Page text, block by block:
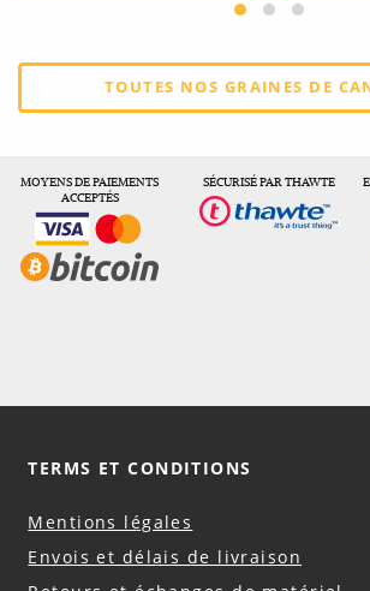
TOUTES NOS GRAINES DE
MOYENS DE PAIEMENTS
ACCEPTÉS
SÉCURISÉ PAR THAWTE
TERMS ET CONDITIONS
Mentions légales
Envois et délais de livraison